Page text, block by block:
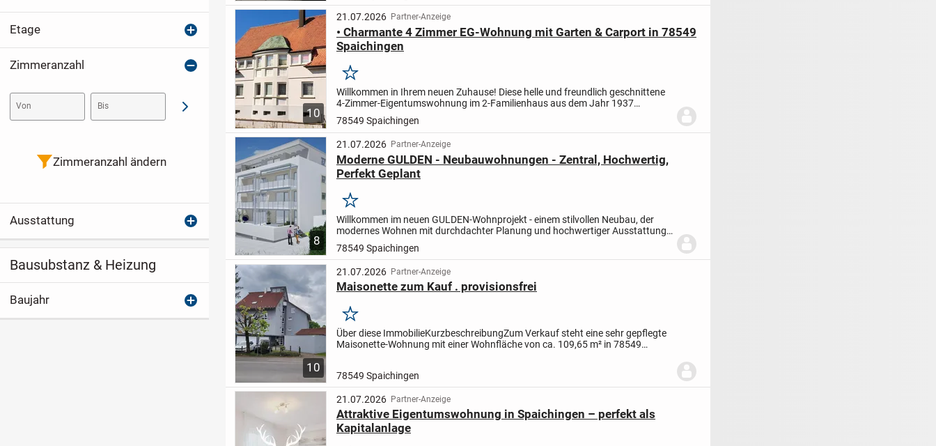
10
21.07.2026 Partner-Anzeige
• Charmante 4 Zimmer EG-Wohnung mit Garten & Carport in 78549
Spaichingen
Merken
Willkommen in Ihrem neuen Zuhause! Diese helle und freundlich geschnittene
4-Zimmer-Eigentumswohnung im 2-Familienhaus aus dem Jahr 1937
verbindet den Charme vergangener Zeiten mit modernen Wohnkomfor...
78549 Spaichingen
8
21.07.2026 Partner-Anzeige
Moderne GULDEN - Neubauwohnungen - Zentral, Hochwertig,
Perfekt Geplant
Merken
Willkommen im neuen GULDEN-Wohnprojekt - einem stilvollen Neubau, der
modernes Wohnen mit durchdachter Planung und hochwertiger Ausstattung
vereint. Hier erwartet Sie ein perfekt konzipiertes Zuhause...
78549 Spaichingen
10
21.07.2026 Partner-Anzeige
Maisonette zum Kauf . provisionsfrei
Merken
Über diese ImmobilieKurzbeschreibungZum Verkauf steht eine sehr gepflegte
Maisonette-Wohnung mit einer Wohnfläche von ca. 109,65 m² in 78549
78549 Spaichingen
21.07.2026 Partner-Anzeige
Attraktive Eigentumswohnung in Spaichingen – perfekt als
Kapitalanlage
Etage
Zimmeranzahl
Von Bis Abschicken
Zimmeranzahl ändern
Ausstattung
Bausubstanz & Heizung
Baujahr